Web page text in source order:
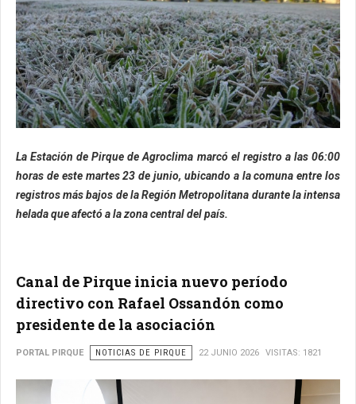
La Estación de Pirque de Agroclima marcó el registro a las 06:00
horas de este martes 23 de junio, ubicando a la comuna entre los
registros más bajos de la Región Metropolitana durante la intensa
helada que afectó a la zona central del país.
Canal de Pirque inicia nuevo período
directivo con Rafael Ossandón como
presidente de la asociación
PORTAL PIRQUE NOTICIAS DE PIRQUE 22 JUNIO 2026 VISITAS: 1821